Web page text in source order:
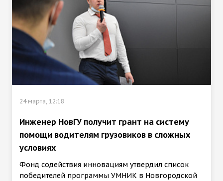
24 марта, 12:18
Инженер НовГУ получит грант на систему
помощи водителям грузовиков в сложных
условиях
Фонд содействия инновациям утвердил список
победителей программы УМНИК в Новгородской